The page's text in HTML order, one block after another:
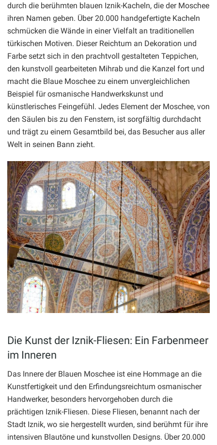
durch die berühmten blauen Iznik-Kacheln, die der Moschee
ihren Namen geben. Über 20.000 handgefertigte Kacheln
schmücken die Wände in einer Vielfalt an traditionellen
türkischen Motiven. Dieser Reichtum an Dekoration und
Farbe setzt sich in den prachtvoll gestalteten Teppichen,
den kunstvoll gearbeiteten Mihrab und die Kanzel fort und
macht die Blaue Moschee zu einem unvergleichlichen
Beispiel für osmanische Handwerkskunst und
künstlerisches Feingefühl. Jedes Element der Moschee, von
den Säulen bis zu den Fenstern, ist sorgfältig durchdacht
und trägt zu einem Gesamtbild bei, das Besucher aus aller
Welt in seinen Bann zieht.
Die Kunst der Iznik-Fliesen: Ein Farbenmeer
im Inneren
Das Innere der Blauen Moschee ist eine Hommage an die
Kunstfertigkeit und den Erfindungsreichtum osmanischer
Handwerker, besonders hervorgehoben durch die
prächtigen Iznik-Fliesen. Diese Fliesen, benannt nach der
Stadt Iznik, wo sie hergestellt wurden, sind berühmt für ihre
intensiven Blautöne und kunstvollen Designs. Über 20.000